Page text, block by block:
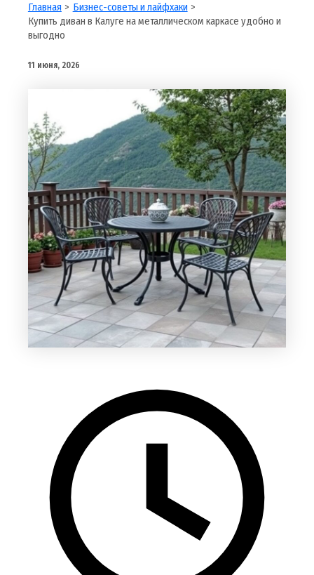
Главная
Бизнес-советы и лайфхаки
Купить диван в Калуге на металлическом каркасе удобно и
выгодно
11 июня, 2026